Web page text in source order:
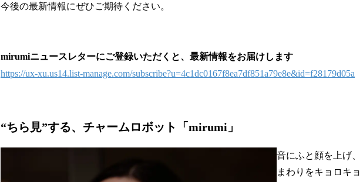
今後の最新情報にぜひご期待ください。
mirumiニュースレターにご登録いただくと、最新情報をお届けします
https://ux-xu.us14.list-manage.com/subscribe?u=4c1dc0167f8ea7df851a79e8e&id=f28179d05a
“ちら見”する、チャームロボット「mirumi」
音にふと顔を上げ、
まわりをキョロキョ